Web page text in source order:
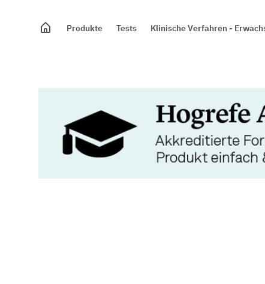
Produkte Tests Klinische Verfahren -